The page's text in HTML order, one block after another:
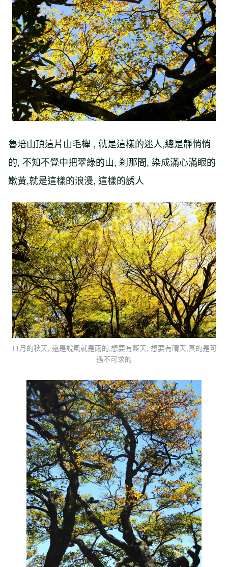
魯培山頂這片山毛櫸 , 就是這樣的迷人,總是靜悄悄
的, 不知不覺中把翠綠的山, 刹那間, 染成滿心滿眼的
嫩黃,就是這樣的浪漫, 這樣的誘人
11月的秋天, 還是說風就是雨的,想要有藍天, 想要有晴天,真的是可
遇不可求的